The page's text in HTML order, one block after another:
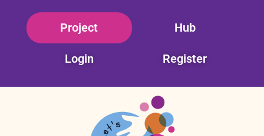
Project Hub
Login Register